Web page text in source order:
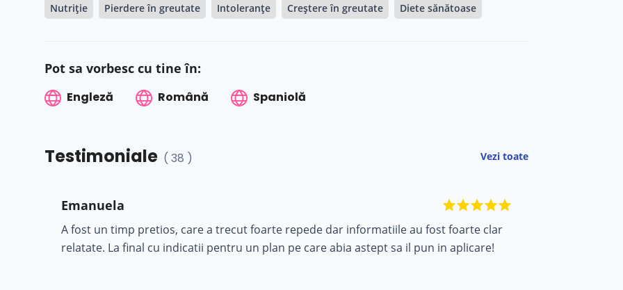
Nutriție Pierdere în greutate Intoleranțe Creștere în greutate Diete sănătoase
Pot sa vorbesc cu tine în:
Engleză Română Spaniolă
Testimoniale ( 38 ) Vezi toate
Emanuela
A fost un timp pretios, care a trecut foarte repede dar informatiile au fost foarte clar
relatate. La final cu indicatii pentru un plan pe care abia astept sa il pun in aplicare!